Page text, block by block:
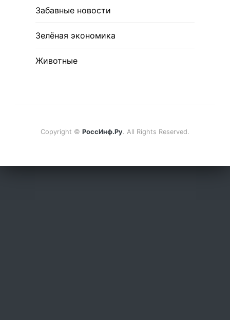
Забавные новости
Зелёная экономика
Животные
Copyright © РоссИнф.Ру. All Rights Reserved.